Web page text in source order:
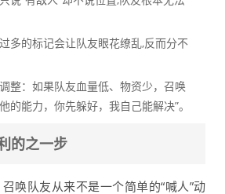
多的标记会让队友眼花缭乱,反而分不
整：如果队友血量低、物资少，召唤
的能力，你先躲好，我自己能解决”。
的之一步
唤队友从来不是一个简单的“喊人”动